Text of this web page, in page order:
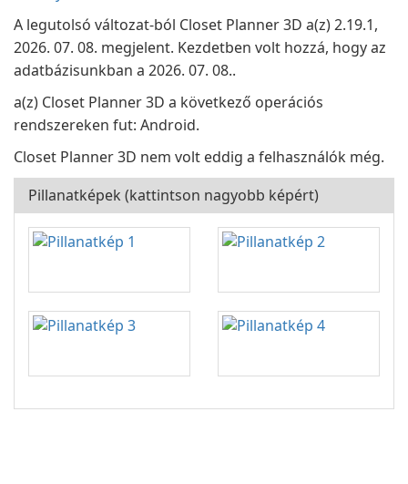
A legutolsó változat-ból Closet Planner 3D a(z) 2.19.1,
2026. 07. 08. megjelent. Kezdetben volt hozzá, hogy az
adatbázisunkban a 2026. 07. 08..
a(z) Closet Planner 3D a következő operációs
rendszereken fut: Android.
Closet Planner 3D nem volt eddig a felhasználók még.
Pillanatképek (kattintson nagyobb képért)